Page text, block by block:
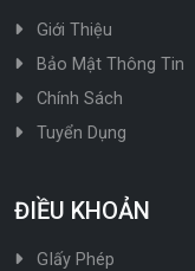
Giới Thiệu
Bảo Mật Thông Tin
Chính Sách
Tuyển Dụng
ĐIỀU KHOẢN
GIấy Phép